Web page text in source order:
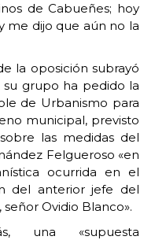
de Cabueñes; hoy
me dijo que aún no la
la oposición subrayó
su grupo ha pedido la
de Urbanismo para
municipal, previsto
las medidas del
Felgueroso «en
ocurrida en el
del anterior jefe del
Ovidio Blanco».
una «supuesta